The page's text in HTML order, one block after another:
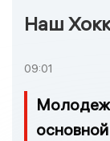
Наш
09:01